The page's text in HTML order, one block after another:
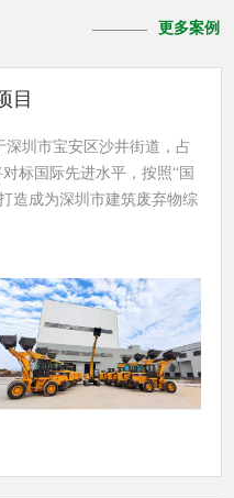
无专项统计数据，存在各种
和部分城市陆续出台新修政
弃物归入建筑废弃物范畴，
鼓励依托已有建筑废弃物资
源化利用工作经验开展装修
一类被长期忽略、资源化利
用工作相对空白的领域，亟
待通过技术创新突破形成有
效的解决方案，为国家促进
循环经济发展、推动无废城
提供有力技术支撑。
体量大、存储难、含水率较
特点。目前普遍采用的处
外运排放，使其自然沉淀
隐患；另有少量泥浆采用
化处理，处理成本倍增，
善解决工程泥浆处置难题，
现对工程泥浆的减量化、
供技术支撑。
更多案例
目
圳市宝安区沙井街道，占
标国际先进水平，按照“国
造成为深圳市建筑废弃物综